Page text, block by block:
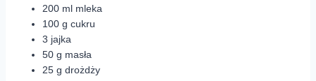
200 ml mleka
100 g cukru
3 jajka
50 g masła
25 g drożdży